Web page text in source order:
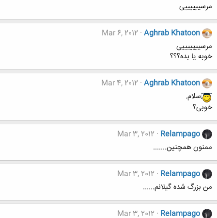
مرسییییییی
Aghrab Khatoon
Mar 6, 2012
مرسیییییییی
خوبه یا بده؟؟؟
Aghrab Khatoon
Mar 4, 2012
سلام.
خوبی؟
Relampago
Mar 3, 2012
ممنون همچنین.......
Relampago
Mar 3, 2012
من بزرگ شده گیلانم......
Relampago
Mar 3, 2012